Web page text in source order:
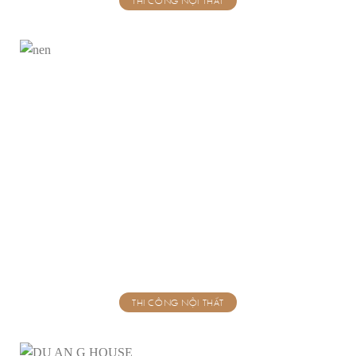
THI CÔNG NỘI THẤT